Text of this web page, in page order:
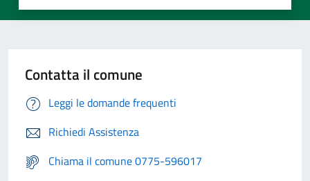
Contatta il comune
Leggi le domande frequenti
Richiedi Assistenza
Chiama il comune 0775-596017